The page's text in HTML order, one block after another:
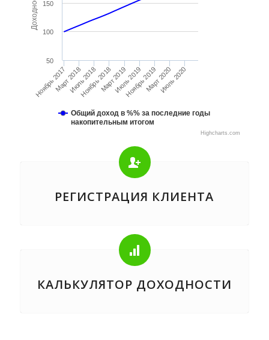
Общий доход в %% за последние годы
накопительным итогом
Ноябрь 2017 Ноябрь 2018 Ноябрь 2019
Март 2018Июль 2018Март 2019Июль 2019Март 2020Июль 2020
100
150
50
Highcharts.com
РЕГИСТРАЦИЯ КЛИЕНТА
КАЛЬКУЛЯТОР ДОХОДНОСТИ